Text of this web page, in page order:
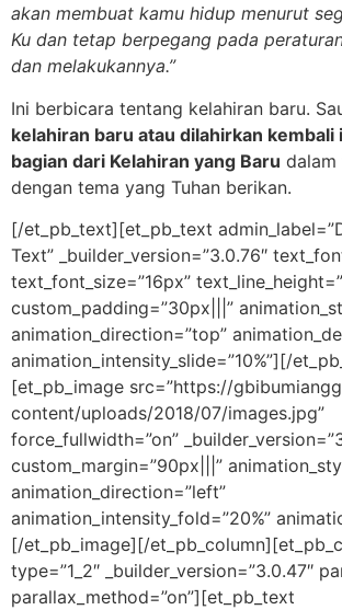
akan membuat kamu hidup menurut
Ku dan tetap berpegang pada
dan melakukannya.”
Ini berbicara tentang kelahiran baru.
kelahiran baru atau dilahirkan kembali
bagian dari Kelahiran yang Baru dalam
dengan tema yang Tuhan berikan.
[/et_pb_text][et_pb_text
Text” _builder_version=”3.0.76″
text_font_size=”16px”
custom_padding=”30px|||”
animation_direction=”top”
animation_intensity_slide=”10%”][/
[et_pb_image src=”https://
content/uploads/2018/07/images.jpg”
force_fullwidth=”on”
custom_margin=”90px|||”
animation_direction=”left”
animation_intensity_fold=”20%”
[/et_pb_image][/
type=”1_2″ _builder_version=”3.0.47″
parallax_method=”on”][et_pb_text